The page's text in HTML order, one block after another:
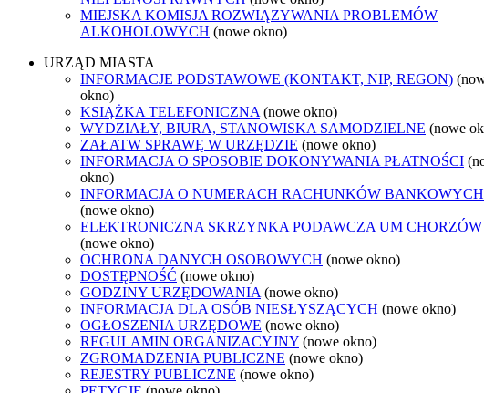
MIEJSKA KOMISJA ROZWIĄZYWANIA PROBLEMÓW
ALKOHOLOWYCH (nowe okno)
URZĄD MIASTA
INFORMACJE PODSTAWOWE (KONTAKT, NIP, REGON)
okno)
KSIĄŻKA TELEFONICZNA (nowe okno)
WYDZIAŁY, BIURA, STANOWISKA SAMODZIELNE (nowe
ZAŁATW SPRAWĘ W URZĘDZIE (nowe okno)
INFORMACJA O SPOSOBIE DOKONYWANIA PŁATNOŚCI
okno)
INFORMACJA O NUMERACH RACHUNKÓW BANKOWYCH
(nowe okno)
ELEKTRONICZNA SKRZYNKA PODAWCZA UM CHORZÓW
(nowe okno)
OCHRONA DANYCH OSOBOWYCH (nowe okno)
DOSTĘPNOŚĆ (nowe okno)
GODZINY URZĘDOWANIA (nowe okno)
INFORMACJA DLA OSÓB NIESŁYSZĄCYCH (nowe okno)
OGŁOSZENIA URZĘDOWE (nowe okno)
REGULAMIN ORGANIZACYJNY (nowe okno)
ZGROMADZENIA PUBLICZNE (nowe okno)
REJESTRY PUBLICZNE (nowe okno)